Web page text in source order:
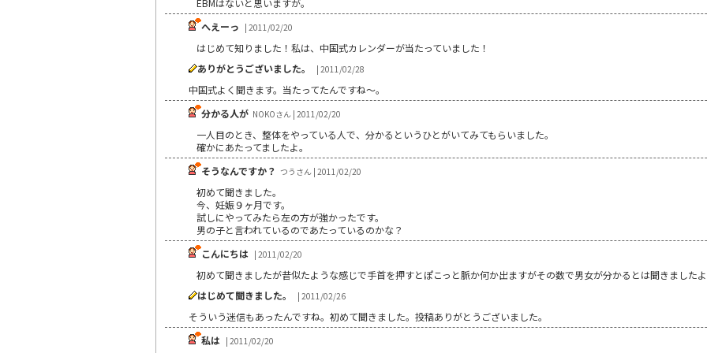
へえーっ | 2011/02/20
はじめて知りました！私は、中国式カレンダーが当たっていました！
ありがとうございました。
| 2011/02/28
中国式よく聞きます。当たってたんですね～。
分かる人が NOKOさん | 2011/02/20
一人目のとき、整体をやっている人で、分かるというひとがいてみてもらいました。
確かにあたってましたよ。
そうなんですか？ つうさん | 2011/02/20
初めて聞きました。
今、妊娠９ヶ月です。
試しにやってみたら左の方が強かったです。
男の子と言われているのであたっているのかな？
こんにちは | 2011/02/20
初めて聞きましたが昔似たような感じで手首を押すとぽこっと脈か何か出ますがその数で男女が分かるとは聞きました
はじめて聞きました。
| 2011/02/26
そういう迷信もあったんですね。初めて聞きました。投稿ありがとうございました。
私は | 2011/02/20